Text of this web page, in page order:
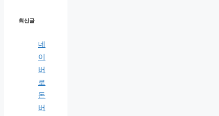
최신글
네
이
버
로
돈
버